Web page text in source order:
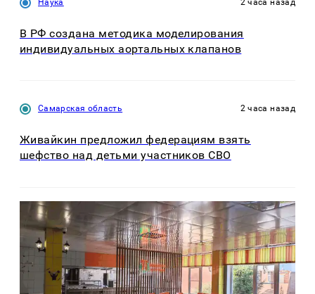
В РФ создана методика моделирования
индивидуальных аортальных клапанов
Самарская область 2 часа назад
Живайкин предложил федерациям взять
шефство над детьми участников СВО